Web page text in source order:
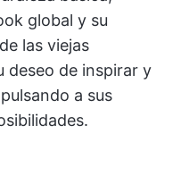
global y su
las viejas
deseo de inspirar y
a sus